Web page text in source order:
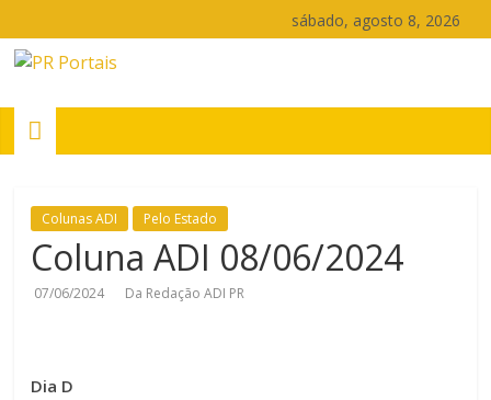
para
sábado, agosto 8, 2026
PR
Portais
Portal
de
notícias
Colunas ADI Pelo Estado
Coluna ADI 08/06/2024
07/06/2024 Da Redação ADI PR
Dia D